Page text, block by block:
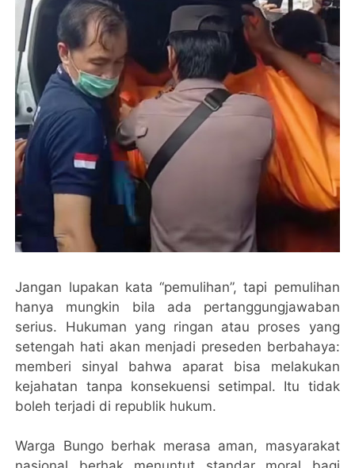
Jangan lupakan kata “pemulihan”, tapi pemulihan
hanya mungkin bila ada pertanggungjawaban
serius. Hukuman yang ringan atau proses yang
setengah hati akan menjadi preseden berbahaya:
memberi sinyal bahwa aparat bisa melakukan
kejahatan tanpa konsekuensi setimpal. Itu tidak
boleh terjadi di republik hukum.
Warga Bungo berhak merasa aman, masyarakat